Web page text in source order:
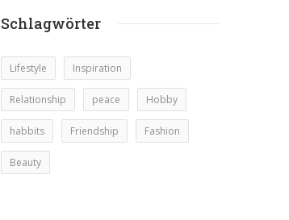
Schlagwörter
Lifestyle Inspiration
Relationship peace Hobby
habbits Friendship Fashion
Beauty